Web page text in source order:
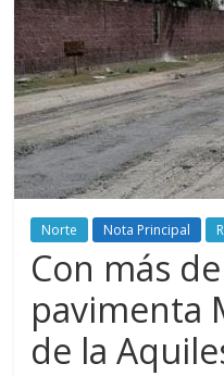
Norte Nota Principal
Con más
pavimenta
de la